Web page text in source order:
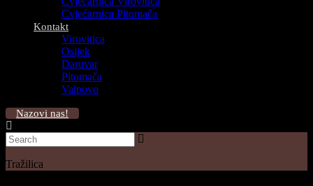
Cvjećarnica Pitomača
Kontakt
Virovitica
Osijek
Daruvar
Pitomača
Valpovo
Nazovi nas!
Tražilica